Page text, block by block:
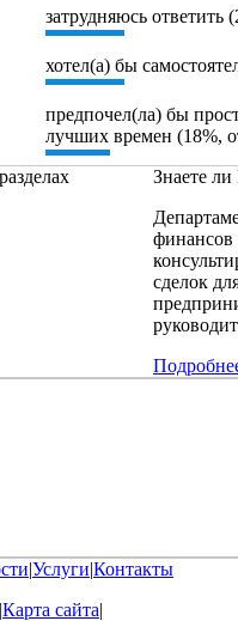
затрудняюсь ответить
хотел(а) бы
предпочел(ла) бы
лучших времен (18%,
Знаете
финансов
сделок
|Услуги|Контакты
|Карта сайта|